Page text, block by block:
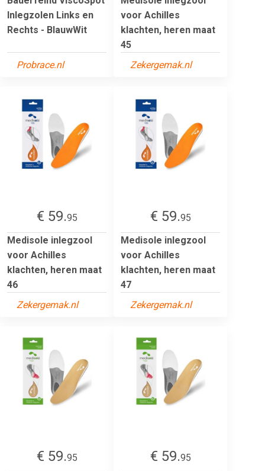
Inlegzolen Links en
Rechts - BlauwWit
Probrace.nl
voor Achilles
klachten, heren maat
45
Zekergemak.nl
€ 59.95
Medisole inlegzool
voor Achilles
klachten, heren maat
46
Zekergemak.nl
€ 59.95
Medisole inlegzool
voor Achilles
klachten, heren maat
47
Zekergemak.nl
€ 59.95
€ 59.95